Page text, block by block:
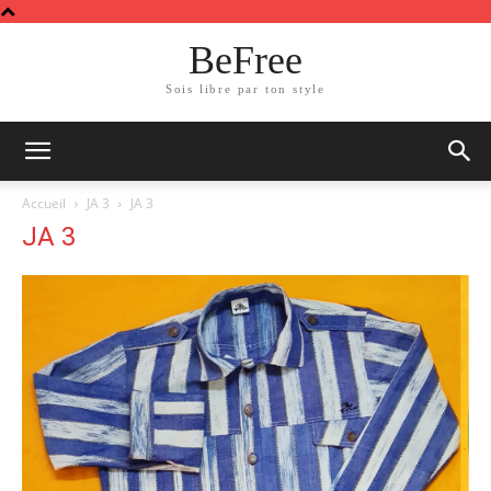
BeFree
Sois libre par ton style
Accueil JA 3 JA 3
JA 3